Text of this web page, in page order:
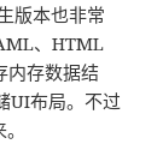
版本也非常
、HTML
内存数据结
UI布局。不过